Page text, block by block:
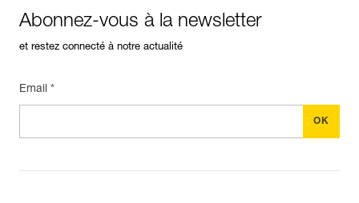
Abonnez-vous à la newsletter
et restez connecté à notre actualité
Email *